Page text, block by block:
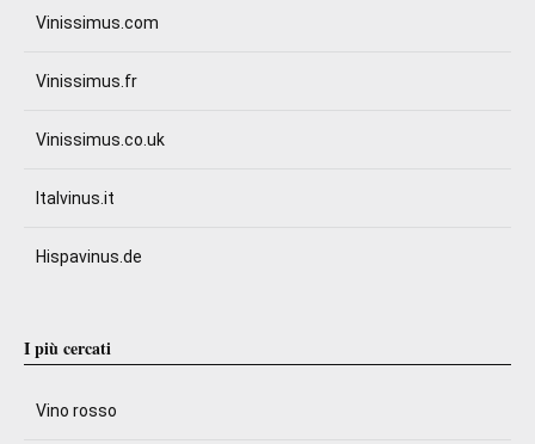
Vinissimus.com
Vinissimus.fr
Vinissimus.co.uk
Italvinus.it
Hispavinus.de
I più cercati
Vino rosso